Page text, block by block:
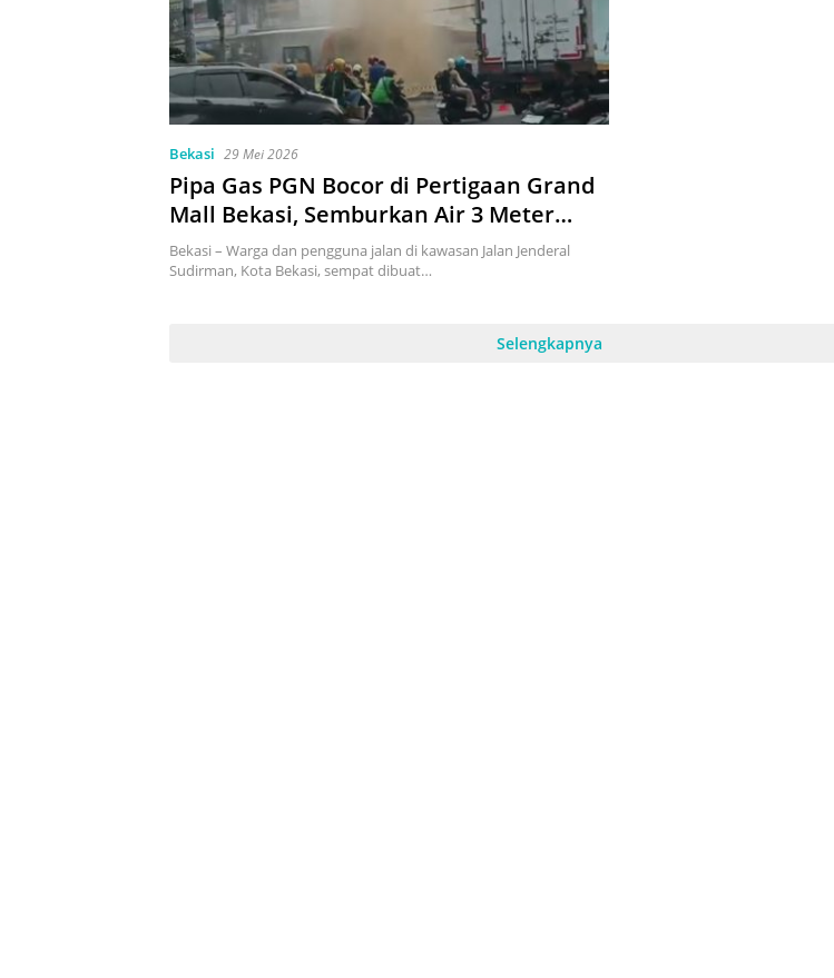
Bekasi 29 Mei 2026
Pipa Gas PGN Bocor di Pertigaan Grand
Mall Bekasi, Semburkan Air 3 Meter
hingga Picu Kepanikan
Bekasi – Warga dan pengguna jalan di kawasan Jalan Jenderal
Sudirman, Kota Bekasi, sempat dibuat…
Selengkapnya